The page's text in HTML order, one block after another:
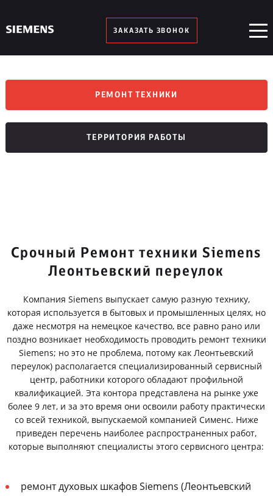
ЗАКАЗАТЬ ЗВОНОК
РЕМОНТ ТЕХНИКИ
ТЕРРИТОРИЯ РАБОТЫ
Срочный Ремонт техники Siemens
Леонтьевский переулок
Компания Siemens выпускает самую разную технику,
которая используется в бытовых и промышленных целях, но
даже несмотря на немецкое качество, все равно рано или
поздно возникает необходимость проводить ремонт техники
Siemens; но это не проблема, потому как Леонтьевский
переулок) располагается специализированный сервисный
центр, работники которого обладают профильной
квалификацией. Эта контора представлена на рынке уже
более 9 лет, и за это время они освоили работу практически
со всей техникой, выпускаемой компанией Сименс. Ниже
приведен перечень наиболее распространенных работ,
которые выполняют специалисты этого сервисного центра:
ремонт духовых шкафов Siemens (Леонтьевский